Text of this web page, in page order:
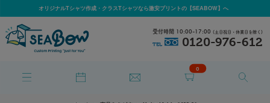
オリジナルTシャツ作成・クラスTシャツなら激安プリントの【SEABOW】へ
0
受付時間 10:00-17:00 (土日祝日・休業日を除く)
TEL 0120-976-612